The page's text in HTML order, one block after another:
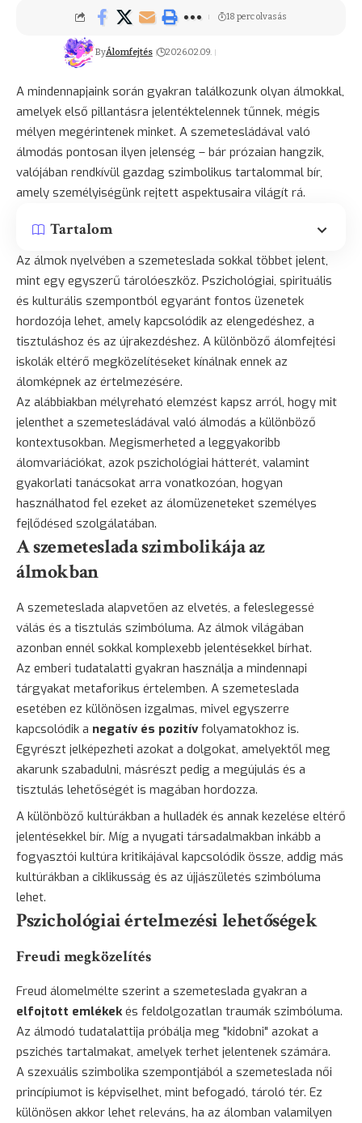
ByÁlomfejtés 2026.02.09.
18 perc olvasás
A mindennapjaink során gyakran találkozunk olyan álmokkal,
amelyek első pillantásra jelentéktelennek tűnnek, mégis
mélyen megérintenek minket. A szemetesládával való
álmodás pontosan ilyen jelenség – bár prózaian hangzik,
valójában rendkívül gazdag szimbolikus tartalommal bír,
amely személyiségünk rejtett aspektusaira világít rá.
Tartalom
Az álmok nyelvében a szemeteslada sokkal többet jelent,
mint egy egyszerű tárolóeszköz. Pszichológiai, spirituális
és kulturális szempontból egyaránt fontos üzenetek
hordozója lehet, amely kapcsolódik az elengedéshez, a
tisztuláshoz és az újrakezdéshez. A különböző álomfejtési
iskolák eltérő megközelítéseket kínálnak ennek az
álomképnek az értelmezésére.
Az alábbiakban mélyreható elemzést kapsz arról, hogy mit
jelenthet a szemetesládával való álmodás a különböző
kontextusokban. Megismerheted a leggyakoribb
álomvariációkat, azok pszichológiai hátterét, valamint
gyakorlati tanácsokat arra vonatkozóan, hogyan
használhatod fel ezeket az álomüzeneteket személyes
fejlődésed szolgálatában.
A szemeteslada szimbolikája az
álmokban
A szemeteslada alapvetően az elvetés, a feleslegessé
válás és a tisztulás szimbóluma. Az álmok világában
azonban ennél sokkal komplexebb jelentésekkel bírhat.
Az emberi tudatalatti gyakran használja a mindennapi
tárgyakat metaforikus értelemben. A szemeteslada
esetében ez különösen izgalmas, mivel egyszerre
kapcsolódik a negatív és pozitív folyamatokhoz is.
Egyrészt jelképezheti azokat a dolgokat, amelyektől meg
akarunk szabadulni, másrészt pedig a megújulás és a
tisztulás lehetőségét is magában hordozza.
A különböző kultúrákban a hulladék és annak kezelése eltérő
jelentésekkel bír. Míg a nyugati társadalmakban inkább a
fogyasztói kultúra kritikájával kapcsolódik össze, addig más
kultúrákban a ciklikusság és az újjászületés szimbóluma
lehet.
Pszichológiai értelmezési lehetőségek
Freudi megközelítés
Freud álomelmélte szerint a szemeteslada gyakran a
elfojtott emlékekés feldolgozatlan traumák szimbóluma.
Az álmodó tudatalattija próbálja meg "kidobni" azokat a
pszichés tartalmakat, amelyek terhet jelentenek számára.
A szexuális szimbolika szempontjából a szemeteslada női
princípiumot is képviselhet, mint befogadó, tároló tér. Ez
különösen akkor lehet releváns, ha az álomban valamilyen